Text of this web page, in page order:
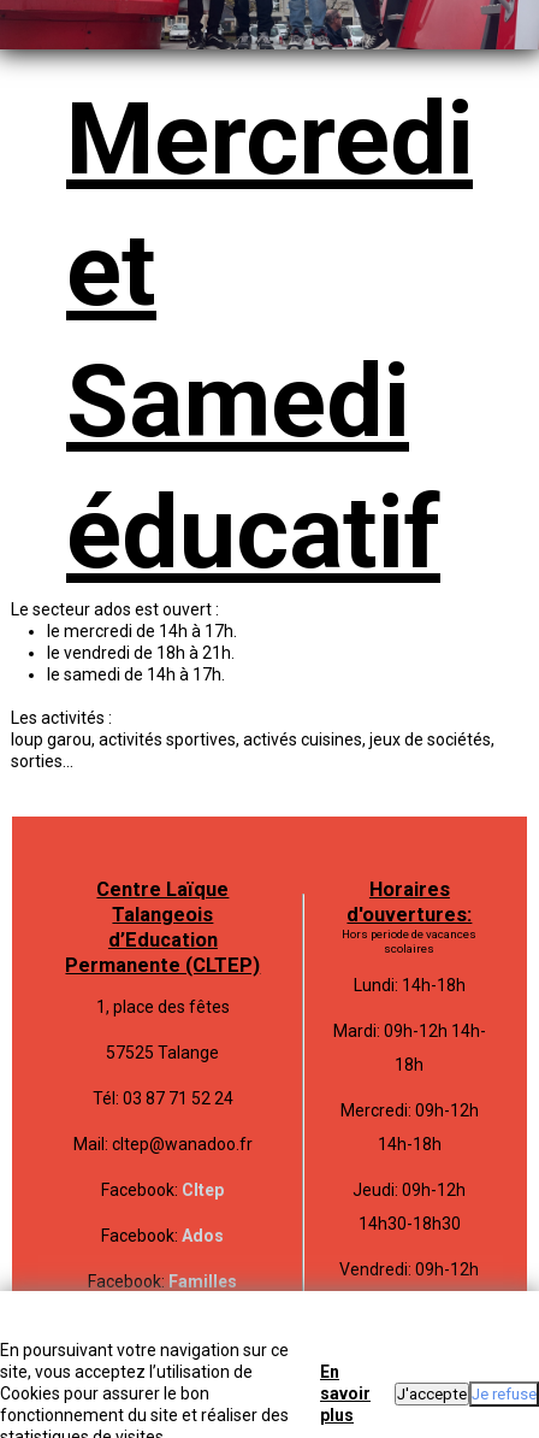
Centre Laïque
Talangeois
d’Education
Permanente (CLTEP)
1, place des fêtes
57525 Talange
Tél: 03 87 71 52 24
Mail: cltep@wanadoo.fr
Facebook: Cltep
Facebook:Ados
Facebook:Familles
Horaires
d'ouvertures:
Hors periode de vacances
scolaires
Lundi: 14h-18h
Mardi: 09h-12h 14h-
18h
Mercredi: 09h-12h
14h-18h
Jeudi: 09h-12h
14h30-18h30
Vendredi: 09h-12h
Mercredi
et
Samedi
éducatif
Le secteur ados est ouvert :
le mercredi de 14h à 17h.
le vendredi de 18h à 21h.
le samedi de 14h à 17h.
Les activités :
loup garou, activités sportives, activés cuisines, jeux de sociétés,
sorties...
En poursuivant votre navigation sur ce
site, vous acceptez l’utilisation de
Cookies pour assurer le bon
fonctionnement du site et réaliser des
En
savoir
plus